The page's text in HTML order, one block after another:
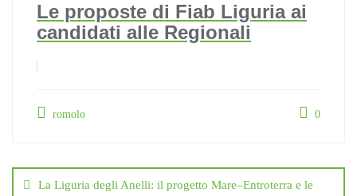
Le proposte di Fiab Liguria ai
candidati alle Regionali
romolo 0
articoli
La Liguria degli Anelli: il progetto Mare–Entroterra e le